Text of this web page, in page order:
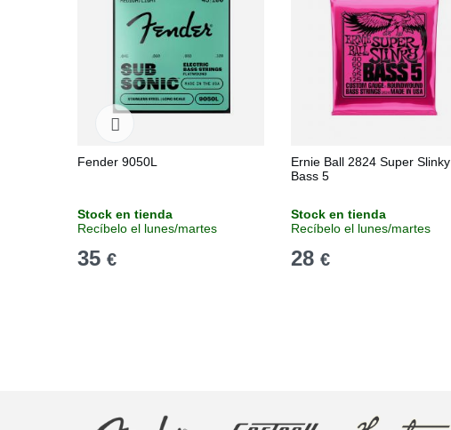
Fender 9050L
Stock en tienda
Recíbelo el lunes/martes
35 €
Ernie Ball 2824 Super Slinky
Bass 5
Stock en tienda
Recíbelo el lunes/martes
28 €